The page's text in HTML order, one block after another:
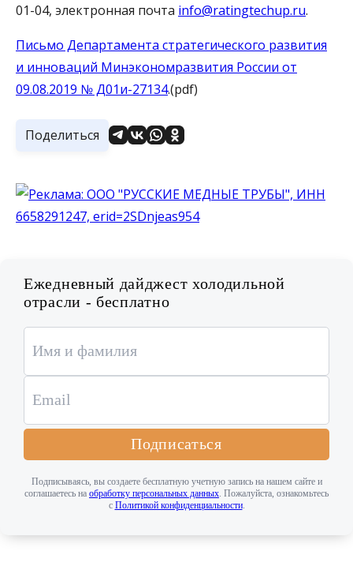
01-04, электронная почта info@ratingtechup.ru.
Письмо Департамента стратегического развития
и инноваций Минэкономразвития России от
09.08.2019 № Д01и-27134.(pdf)
Поделиться
Ежедневный дайджест холодильной
отрасли - бесплатно
Подписаться
Подписываясь, вы создаете бесплатную учетную запись на нашем сайте и
соглашаетесь на обработку персональных данных . Пожалуйста, ознакомьтесь
с Политикой конфиденциальности.